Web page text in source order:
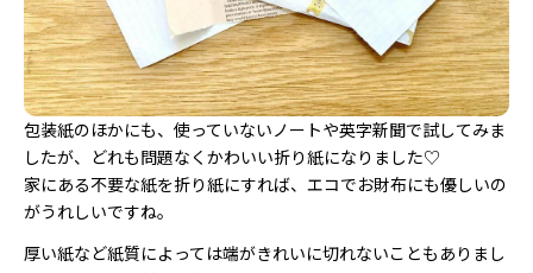
包装紙のほかにも、使っていないノートや英字新聞で試してみま
したが、どれも問題なくかわいい折り紙になりました♡
家にある不要な紙を折り紙にすれば、エコでお財布にも優しいの
がうれしいですね。
厚い紙など紙質によっては端がきれいに切れないこともありまし